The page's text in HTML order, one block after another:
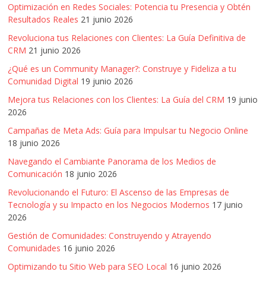
Optimización en Redes Sociales: Potencia tu Presencia y Obtén
Resultados Reales 21 junio 2026
Revoluciona tus Relaciones con Clientes: La Guía Definitiva de
CRM 21 junio 2026
¿Qué es un Community Manager?: Construye y Fideliza a tu
Comunidad Digital 19 junio 2026
Mejora tus Relaciones con los Clientes: La Guía del CRM 19 junio
2026
Campañas de Meta Ads: Guía para Impulsar tu Negocio Online
18 junio 2026
Navegando el Cambiante Panorama de los Medios de
Comunicación 18 junio 2026
Revolucionando el Futuro: El Ascenso de las Empresas de
Tecnología y su Impacto en los Negocios Modernos 17 junio
2026
Gestión de Comunidades: Construyendo y Atrayendo
Comunidades 16 junio 2026
Optimizando tu Sitio Web para SEO Local 16 junio 2026